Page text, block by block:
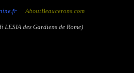
AboutBeaucerons.com
LESIA des Gardiens de Rome)